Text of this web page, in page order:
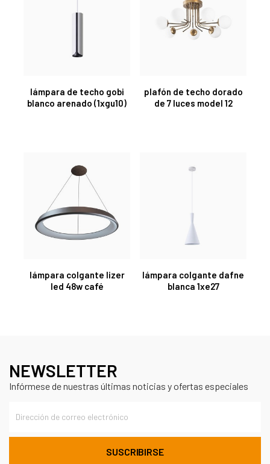
lámpara de techo gobi
blanco arenado (1xgu10)
plafón de techo dorado
de 7 luces model 12
lámpara colgante lizer
led 48w café
lámpara colgante dafne
blanca 1xe27
NEWSLETTER
Infórmese de nuestras últimas noticias y ofertas especiales